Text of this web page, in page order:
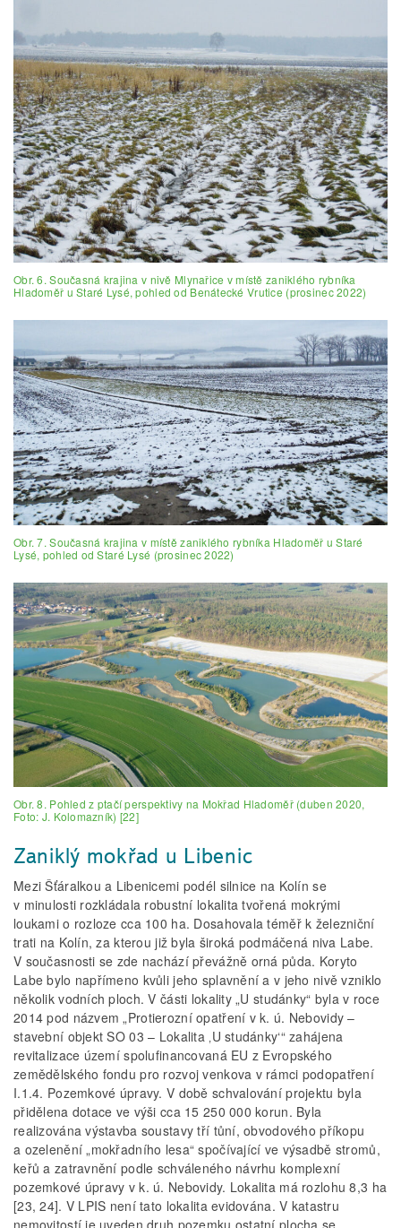
Obr. 6. Současná krajina v nivě Mlynařice v místě zaniklého rybníka
Hladoměř u Staré Lysé, pohled od Benátecké Vrutice (prosinec 2022)
Obr. 7. Současná krajina v místě zaniklého rybníka Hladoměř u Staré
Lysé, pohled od Staré Lysé (prosinec 2022)
Obr. 8. Pohled z ptačí perspektivy na Mokřad Hladoměř (duben 2020,
Foto: J. Kolomazník) [22]
Zaniklý mokřad u Libenic
Mezi Šťáralkou a Libenicemi podél silnice na Kolín se
v minulosti rozkládala robustní lokalita tvořená mokrými
loukami o rozloze cca 100 ha. Dosahovala téměř k železniční
trati na Kolín, za kterou již byla široká podmáčená niva Labe.
V současnosti se zde nachází převážně orná půda. Koryto
Labe bylo napřímeno kvůli jeho splavnění a v jeho nivě vzniklo
několik vodních ploch. V části lokality „U studánky“ byla v roce
2014 pod názvem „Protierozní opatření v k. ú. Nebovidy –
stavební objekt SO 03 – Lokalita ‚U studánky‘“ zahájena
revitalizace území spolufinancovaná EU z Evropského
zemědělského fondu pro rozvoj venkova v rámci podopatření
I.1.4. Pozemkové úpravy. V době schvalování projektu byla
přidělena dotace ve výši cca 15 250 000 korun. Byla
realizována výstavba soustavy tří tůní, obvodového příkopu
a ozelenění „mokřadního lesa“ spočívající ve výsadbě stromů,
keřů a zatravnění podle schváleného návrhu komplexní
pozemkové úpravy v k. ú. Nebovidy. Lokalita má rozlohu 8,3 ha
[23, 24]. V LPIS není tato lokalita evidována. V katastru